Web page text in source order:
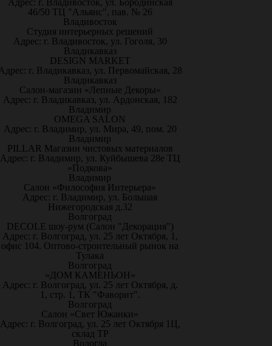
Адрес: г. Владивосток, ул. Бородинская
46/50 ТЦ "Альянс", пав. № 26
Владивосток
Студия интерьерных решений
Адрес: г. Владивосток, ул. Гоголя, 30
Владикавказ
DESIGN MARKET
г. Владикавказ, ул. Первомайская, 28
Владикавказ
Салон-магазин «Лепные Декоры»
Адрес: г. Владикавказ, ул. Ардонская, 182
Владимир
OMEGA SALON
Адрес: г. Владимир, ул. Мира, 49, пом. 20
Владимир
PILLAR Магазин чистовых материалов
Адрес: г. Владимир, ул. Куйбышева 28е ТЦ
«Подкова»
Владимир
Салон «Философия Интерьера»
Адрес: г. Владимир, ул. Большая
Нижегородская д.32
Волгоград
DECOLE шоу-рум (Салон "Декорация")
Адрес: г. Волгоград, ул. 25 лет Октября, 1,
офис 104. Оптово-строительный рынок на
Тулака
Волгоград
«ДОМ КАМЕНЬОН»
Адрес: г. Волгоград, ул. 25 лет Октября, д.
1, стр. 1, ТК "Фаворит".
Волгоград
Салон «Свет Южанки»
Адрес: г. Волгоград, ул. 25 лет Октября 1Ц,
склад ТР
Вологда